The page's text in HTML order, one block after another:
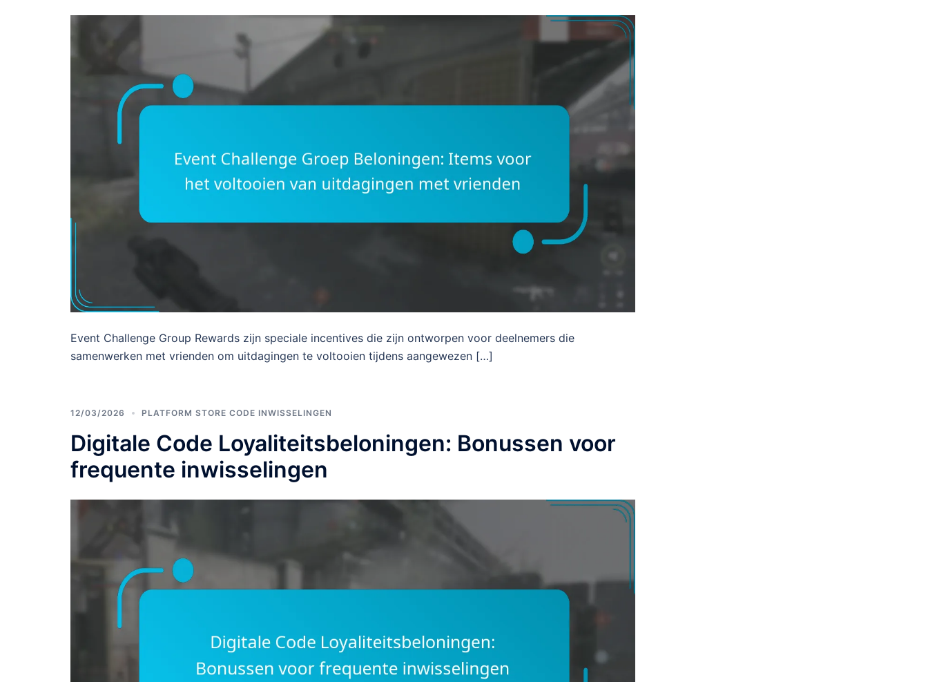
Event Challenge Group Rewards zijn speciale incentives die zijn ontworpen voor deelnemers die
samenwerken met vrienden om uitdagingen te voltooien tijdens aangewezen […]
12/03/2026 PLATFORM STORE CODE INWISSELINGEN
Digitale Code Loyaliteitsbeloningen: Bonussen voor
frequente inwisselingen